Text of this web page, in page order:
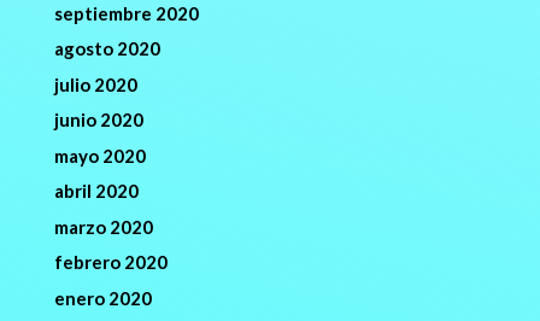
septiembre 2020
agosto 2020
julio 2020
junio 2020
mayo 2020
abril 2020
marzo 2020
febrero 2020
enero 2020